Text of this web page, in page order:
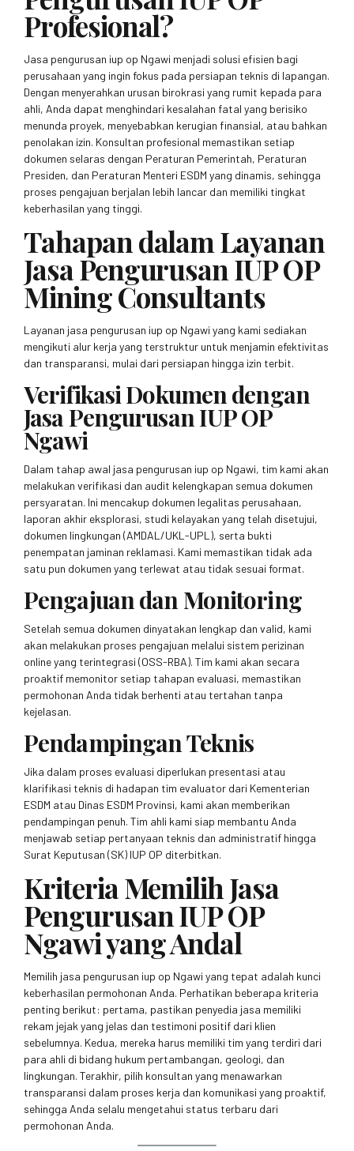
Profesional?
Jasa pengurusan iup op Ngawi menjadi solusi efisien bagi
perusahaan yang ingin fokus pada persiapan teknis di lapangan.
Dengan menyerahkan urusan birokrasi yang rumit kepada para
ahli, Anda dapat menghindari kesalahan fatal yang berisiko
menunda proyek, menyebabkan kerugian finansial, atau bahkan
penolakan izin. Konsultan profesional memastikan setiap
dokumen selaras dengan Peraturan Pemerintah, Peraturan
Presiden, dan Peraturan Menteri ESDM yang dinamis, sehingga
proses pengajuan berjalan lebih lancar dan memiliki tingkat
keberhasilan yang tinggi.
Tahapan dalam Layanan
Jasa Pengurusan IUP OP
Mining Consultants
Layanan jasa pengurusan iup op Ngawi yang kami sediakan
mengikuti alur kerja yang terstruktur untuk menjamin efektivitas
dan transparansi, mulai dari persiapan hingga izin terbit.
Verifikasi Dokumen dengan
Jasa Pengurusan IUP OP
Ngawi
Dalam tahap awal jasa pengurusan iup op Ngawi, tim kami akan
melakukan verifikasi dan audit kelengkapan semua dokumen
persyaratan. Ini mencakup dokumen legalitas perusahaan,
laporan akhir eksplorasi, studi kelayakan yang telah disetujui,
dokumen lingkungan (AMDAL/UKL-UPL), serta bukti
penempatan jaminan reklamasi. Kami memastikan tidak ada
satu pun dokumen yang terlewat atau tidak sesuai format.
Pengajuan dan Monitoring
Setelah semua dokumen dinyatakan lengkap dan valid, kami
akan melakukan proses pengajuan melalui sistem perizinan
online yang terintegrasi (OSS-RBA). Tim kami akan secara
proaktif memonitor setiap tahapan evaluasi, memastikan
permohonan Anda tidak berhenti atau tertahan tanpa
kejelasan.
Pendampingan Teknis
Jika dalam proses evaluasi diperlukan presentasi atau
klarifikasi teknis di hadapan tim evaluator dari Kementerian
ESDM atau Dinas ESDM Provinsi, kami akan memberikan
pendampingan penuh. Tim ahli kami siap membantu Anda
menjawab setiap pertanyaan teknis dan administratif hingga
Surat Keputusan (SK) IUP OP diterbitkan.
Kriteria Memilih Jasa
Pengurusan IUP OP
Ngawi yang Andal
Memilih jasa pengurusan iup op Ngawi yang tepat adalah kunci
keberhasilan permohonan Anda. Perhatikan beberapa kriteria
penting berikut: pertama, pastikan penyedia jasa memiliki
rekam jejak yang jelas dan testimoni positif dari klien
sebelumnya. Kedua, mereka harus memiliki tim yang terdiri dari
para ahli di bidang hukum pertambangan, geologi, dan
lingkungan. Terakhir, pilih konsultan yang menawarkan
transparansi dalam proses kerja dan komunikasi yang proaktif,
sehingga Anda selalu mengetahui status terbaru dari
permohonan Anda.